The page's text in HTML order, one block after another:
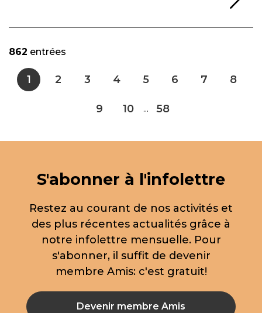
862 entrées
1 2 3 4 5 6 7 8
9 10 ... 58
S'abonner à l'infolettre
Restez au courant de nos activités et
des plus récentes actualités grâce à
notre infolettre mensuelle. Pour
s'abonner, il suffit de devenir
membre Amis: c'est gratuit!
Devenir membre Amis